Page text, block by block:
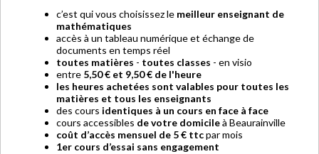
c’est qui vous choisissez le meilleur enseignant de
mathématiques
accès à un tableau numérique et échange de
documents en temps réel
toutes matières - toutes classes - en visio
entre 5,50 € et 9,50 € de l'heure
les heures achetées sont valables pour toutes les
matières et tous les enseignants
des cours identiques à un cours en face à face
cours accessibles de votre domicileà Beaurainville
coût d’accès mensuel de 5 € ttcpar mois
1er cours d’essai sans engagement